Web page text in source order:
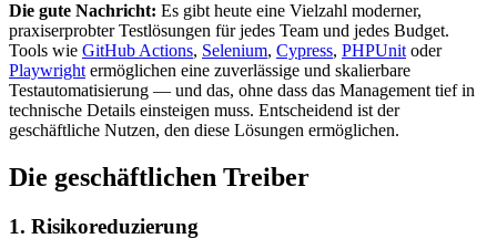
Die gute Nachricht: Es gibt heute eine Vielzahl moderner,
praxiserprobter Testlösungen für jedes Team und jedes Budget.
Tools wie GitHub Actions, Selenium, Cypress, PHPUnit oder
Playwright ermöglichen eine zuverlässige und skalierbare
Testautomatisierung — und das, ohne dass das Management tief in
technische Details einsteigen muss. Entscheidend ist der
geschäftliche Nutzen, den diese Lösungen ermöglichen.
Die geschäftlichen Treiber
1. Risikoreduzierung